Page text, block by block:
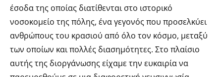
έσοδα της οποίας διατίθενται στο ιστορικό
νοσοκομείο της πόλης, ένα γεγονός που προσελκύει
ανθρώπους του κρασιού από όλο τον κόσμο, μεταξύ
των οποίων και πολλές διασημότητες. Στο πλαίσιο
αυτής της διοργάνωσης είχαμε την ευκαιρία να